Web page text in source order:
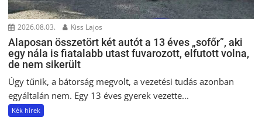
2026.08.03. Kiss Lajos
Alaposan összetört két autót a 13 éves „sofőr”, aki
egy nála is fiatalabb utast fuvarozott, elfutott volna,
de nem sikerült
Úgy tűnik, a bátorság megvolt, a vezetési tudás azonban
egyáltalán nem. Egy 13 éves gyerek vezette...
Kék hírek